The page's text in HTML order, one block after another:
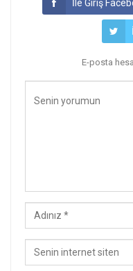
İle Giriş
E-posta